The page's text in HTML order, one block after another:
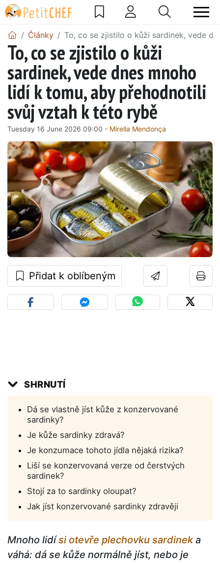
Články To, co se zjistilo o kůži sardinek, vede
To, co se zjistilo o kůži
sardinek, vede dnes mnoho
lidí k tomu, aby přehodnotili
svůj vztah k této rybě
Tuesday 16 June 2026 09:00 - Mirella Mendonça
Přidat k oblíbeným
SHRNUTÍ
Dá se vlastně jíst kůže z konzervované
sardinky?
Je kůže sardinky zdravá?
Je konzumace tohoto jídla nějaká rizika?
Liší se konzervovaná verze od čerstvých
sardinek?
Stojí za to sardinky oloupat?
Jak jíst konzervované sardinky zdravěji
Mnoho lidísi otevře plechovku sardineka
váhá: dá se kůže normálně jíst, nebo je